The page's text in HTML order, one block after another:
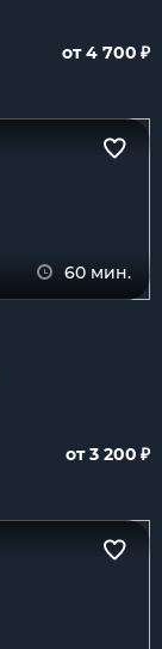
от 4 700 ₽
60 мин.
от 3 200 ₽